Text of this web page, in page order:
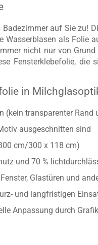
auf Sie zu!
Wasserblasen als Folie
nicht nur von
Fensterklebefolie,
in
(kein transparenter Rand
ausgeschnitten sind
cm/300 x 118 cm)
und 70 %
Glastüren und
und langfristigen
Anpassung durch